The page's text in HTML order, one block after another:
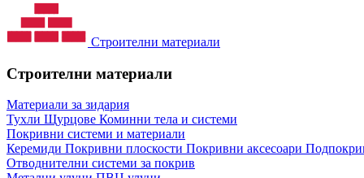
Строителни материали
Строителни материали
Материали за зидария
Тухли Щурцове Коминни тела и системи
Покривни системи и материали
Керемиди Покривни плоскости Покривни аксесоари
Отводнителни системи за покрив